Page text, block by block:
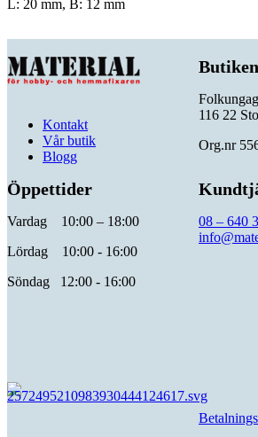
L: 20 mm, B: 12 mm
Kontakt
Vår butik
Blogg
Butiken
116 22
Org.nr
Öppettider
Vardag 10:00 – 18:00
Lördag 10:00 - 16:00
Söndag 12:00 - 16:00
08 – 640